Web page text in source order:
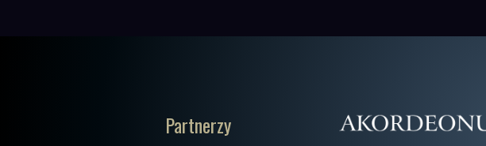
Partnerzy